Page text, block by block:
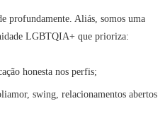
profundamente. Aliás, somos uma
LGBTQIA+ que prioriza:
honesta nos perfis;
swing, relacionamentos abertos